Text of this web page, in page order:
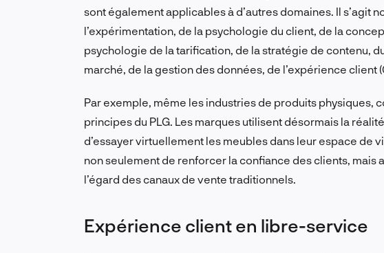
sont également applicables à d’autres domaines. Il s’agit
l’expérimentation, de la psychologie du client, de la
psychologie de la tarification, de la stratégie de contenu,
marché, de la gestion des données, de l’expérience client
Par exemple, même les industries de produits physiques,
principes du PLG. Les marques utilisent désormais la
d’essayer virtuellement les meubles dans leur espace de
non seulement de renforcer la confiance des clients, mais
l’égard des canaux de vente traditionnels.
Expérience client en libre-service